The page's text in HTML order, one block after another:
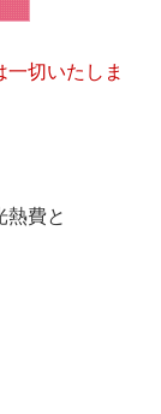
切いたしま
熱費と